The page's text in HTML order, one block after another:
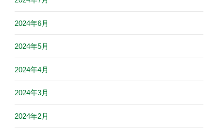
2024年6月
2024年5月
2024年4月
2024年3月
2024年2月